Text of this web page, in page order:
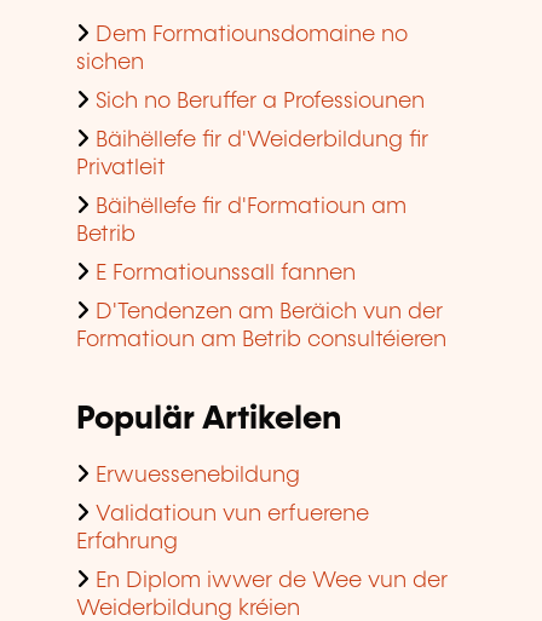
Dem Formatiounsdomaine no
sichen
Sich no Beruffer a Professiounen
Bäihëllefe fir d'Weiderbildung fir
Privatleit
Bäihëllefe fir d'Formatioun am
Betrib
E Formatiounssall fannen
D'Tendenzen am Beräich vun der
Formatioun am Betrib consultéieren
Populär Artikelen
Erwuessenebildung
Validatioun vun erfuerene
Erfahrung
En Diplom iwwer de Wee vun der
Weiderbildung kréien